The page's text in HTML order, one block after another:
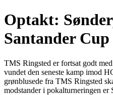
Optakt:
Santander Cup
TMS Ringsted er fortsat godt
vundet den seneste kamp imod
grønblusede fra TMS Ringsted
modstander i pokalturneringen er